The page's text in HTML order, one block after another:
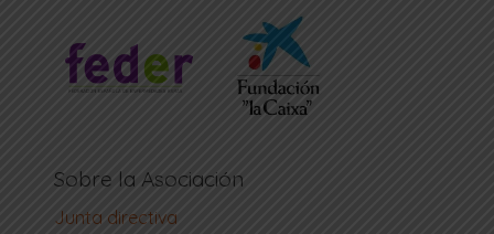
Sobre la Asociación
Junta directiva